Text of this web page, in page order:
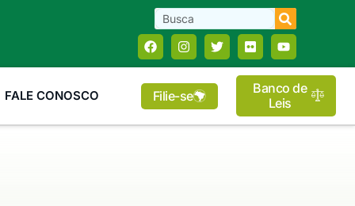
FALE CONOSCO Filie-se
Banco de
Leis